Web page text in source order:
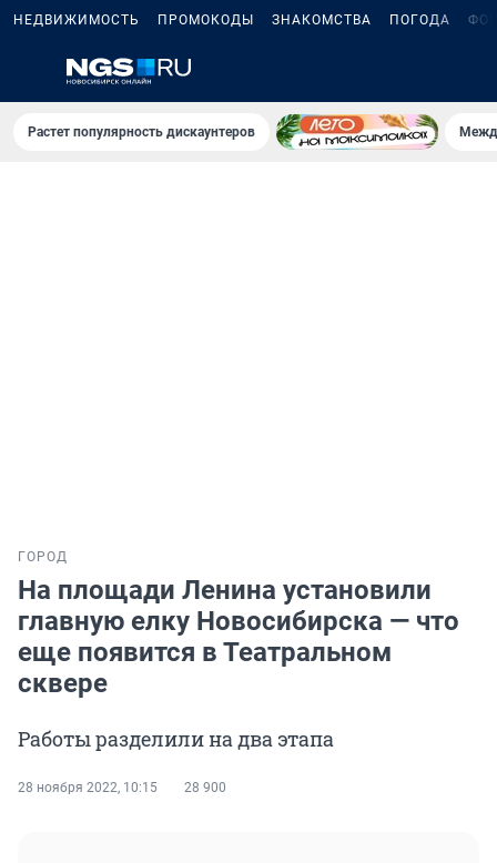
НЕДВИЖИМОСТЬ ПРОМОКОДЫ ЗНАКОМСТВА ПОГОДА
Растет популярность дискаунтеров
ГОРОД
На площади Ленина установили
главную елку Новосибирска — что
еще появится в Театральном
сквере
Работы разделили на два этапа
28 ноября 2022, 10:15 28 900